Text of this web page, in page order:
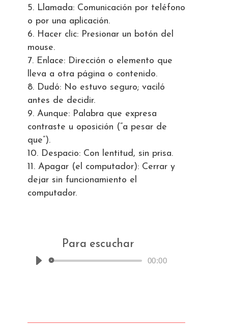
Llamada: Comunicación por teléfono
o por una aplicación.
Hacer clic: Presionar un botón del
mouse.
Enlace: Dirección o elemento que
lleva a otra página o contenido.
Dudó: No estuvo seguro; vaciló
antes de decidir.
Aunque: Palabra que expresa
contraste u oposición (“a pesar de
que”).
Despacio: Con lentitud, sin prisa.
Apagar (el computador): Cerrar y
dejar sin funcionamiento el
computador.
Para escuchar
Reproductor00:00